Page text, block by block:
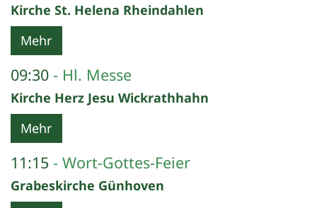
Kirche St. Helena Rheindahlen
Mehr
09:30 Hl. Messe
Kirche Herz Jesu Wickrathhahn
Mehr
11:15 Wort-Gottes-Feier
Grabeskirche Günhoven